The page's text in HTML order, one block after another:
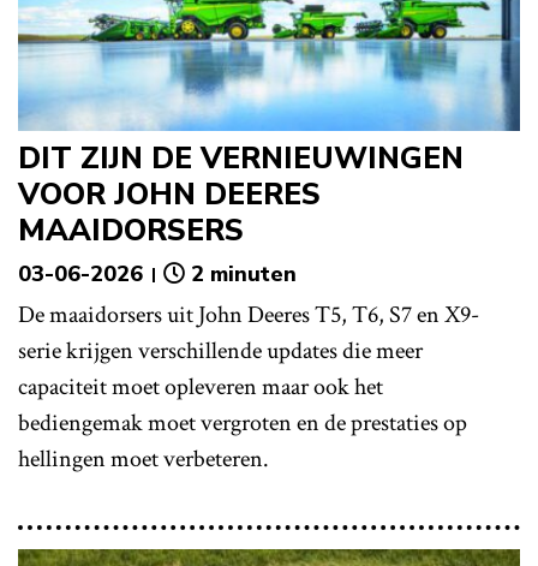
DIT ZIJN DE VERNIEUWINGEN
VOOR JOHN DEERES
MAAIDORSERS
03-06-2026 2 minuten
De maaidorsers uit John Deeres T5, T6, S7 en X9-
serie krijgen verschillende updates die meer
capaciteit moet opleveren maar ook het
bediengemak moet vergroten en de prestaties op
hellingen moet verbeteren.